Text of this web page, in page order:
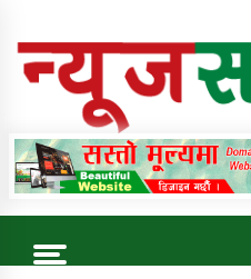
Online News Portal